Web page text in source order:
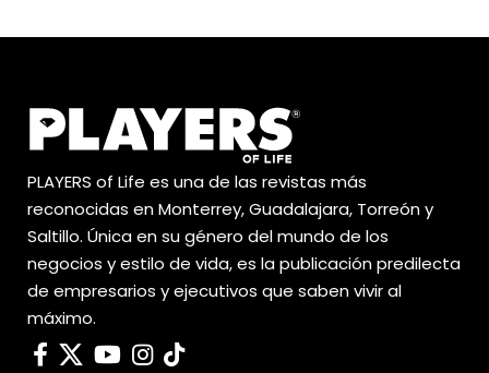
PLAYERS of Life es una de las revistas más
reconocidas en Monterrey, Guadalajara, Torreón y
Saltillo. Única en su género del mundo de los
negocios y estilo de vida, es la publicación predilecta
de empresarios y ejecutivos que saben vivir al
máximo.